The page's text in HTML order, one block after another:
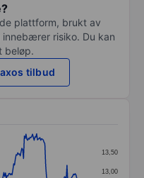
plattform, brukt av
risiko. Du kan
beløp.
tilbud
13,00
13,50